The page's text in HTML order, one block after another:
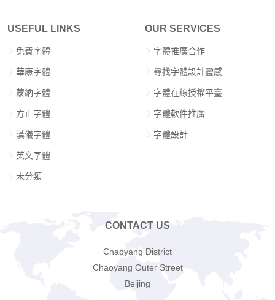
USEFUL LINKS
免費字體
華康字體
蒙納字體
方正字體
漢儀字體
英文字體
未分類
OUR SERVICES
字體推廣合作
尋找字體設計靈感
字體在線授權平臺
字體軟件推廣
字體設計
CONTACT US
Chaoyang District
Chaoyang Outer Street
Beijing